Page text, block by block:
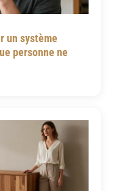
un système
personne ne